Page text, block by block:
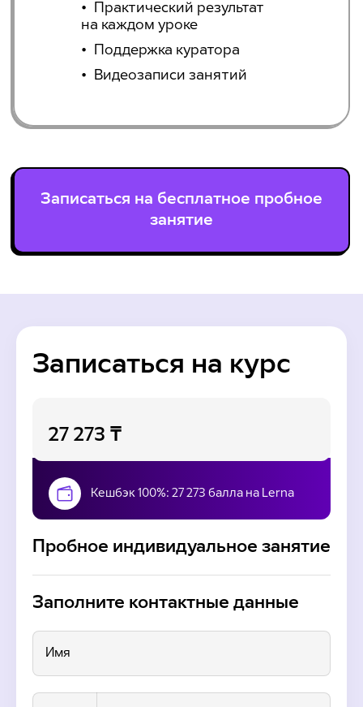
Практический результат
на каждом уроке
Поддержка куратора
Видеозаписи занятий
Записаться на бесплатное пробное
занятие
Записаться на курс
27 273 ₸
Кешбэк 100%: 27 273 балла на Lerna
Пробное индивидуальное занятие
Заполните контактные данные
Имя